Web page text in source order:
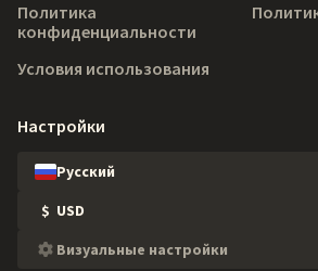
Политика
конфиденциальности
Условия использования
Настройки
Русский
$ USD
Визуальные настройки